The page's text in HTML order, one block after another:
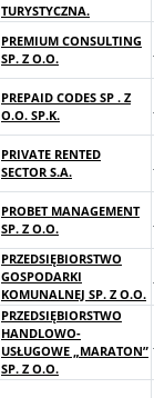
TURYSTYCZNA.
PREMIUM CONSULTING
SP. Z O.O.
PREPAID CODES SP . Z
O.O. SP.K.
PRIVATE RENTED
SECTOR S.A.
PROBET MANAGEMENT
SP. Z O.O.
PRZEDSIĘBIORSTWO
GOSPODARKI
KOMUNALNEJ SP. Z O.O.
PRZEDSIĘBIORSTWO
HANDLOWO-
USŁUGOWE „MARATON”
SP. Z O.O.